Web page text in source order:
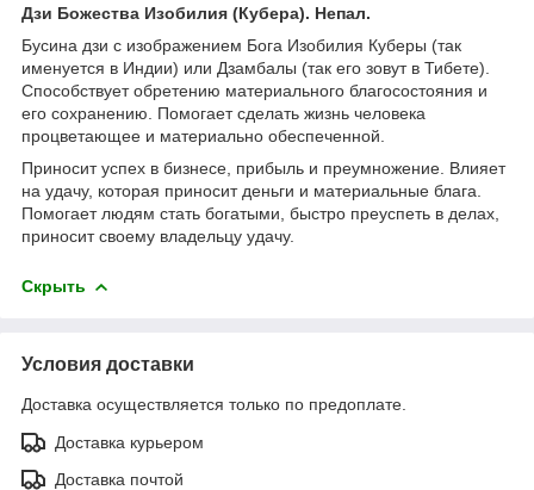
Дзи Божества Изобилия (Кубера). Непал.
Бусина дзи с изображением Бога Изобилия Куберы (так
именуется в Индии) или Дзамбалы (так его зовут в Тибете).
Способствует обретению материального благосостояния и
его сохранению. Помогает сделать жизнь человека
процветающее и материально обеспеченной.
Приносит успех в бизнесе, прибыль и преумножение. Влияет
на удачу, которая приносит деньги и материальные блага.
Помогает людям стать богатыми, быстро преуспеть в делах,
приносит своему владельцу удачу.
Скрыть
Условия доставки
Доставка осуществляется только по предоплате.
Доставка курьером
Доставка почтой